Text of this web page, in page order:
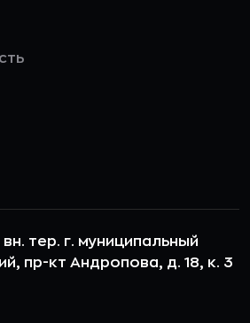
тер. г. муниципальный
пр-кт Андропова, д. 18, к. 3